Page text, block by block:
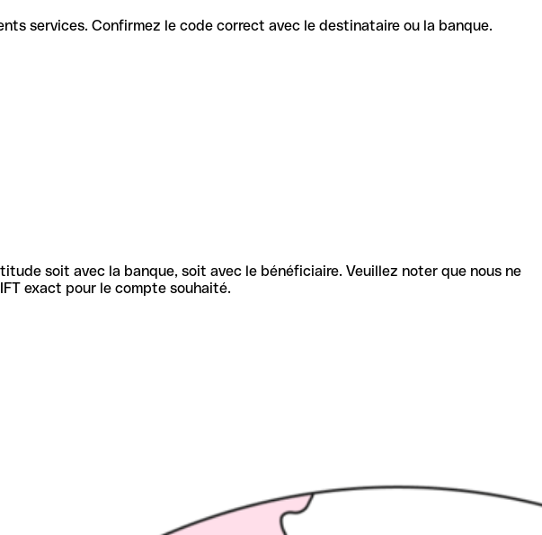
services. Confirmez le code correct avec le destinataire ou la banque.
soit avec la banque, soit avec le bénéficiaire. Veuillez noter que nous ne
exact pour le compte souhaité.